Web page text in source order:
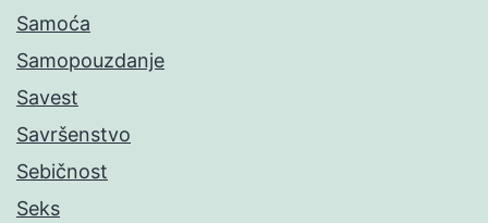
Samoća
Samopouzdanje
Savest
Savršenstvo
Sebičnost
Seks